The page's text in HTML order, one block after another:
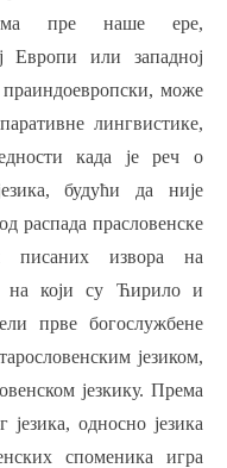
пре наше ере,
Европи или западној
може
лингвистике,
када је реч о
будући да није
распада прасловенске
писаних извора на
који су Ћирило и
прве богослужбене
језиком,
језкику. Према
језика, односно језика
споменика игра